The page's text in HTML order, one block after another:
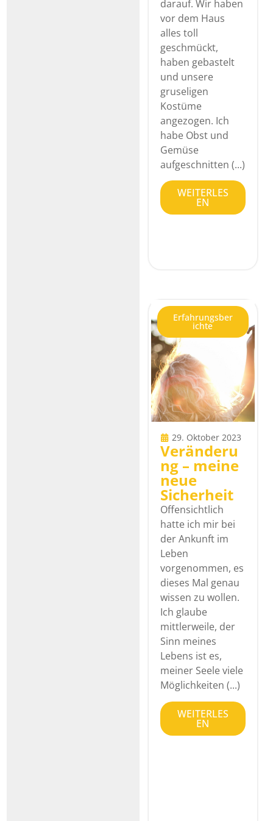
darauf. Wir haben
vor dem Haus
alles toll
geschmückt,
haben gebastelt
und unsere
gruseligen
Kostüme
angezogen. Ich
habe Obst und
Gemüse
aufgeschnitten (...)
WEITERLES
EN
Erfahrungsber
ichte
29. Oktober 2023
Veränderu
ng – meine
neue
Sicherheit
Offensichtlich
hatte ich mir bei
der Ankunft im
Leben
vorgenommen, es
dieses Mal genau
wissen zu wollen.
Ich glaube
mittlerweile, der
Sinn meines
Lebens ist es,
meiner Seele viele
Möglichkeiten (...)
WEITERLES
EN